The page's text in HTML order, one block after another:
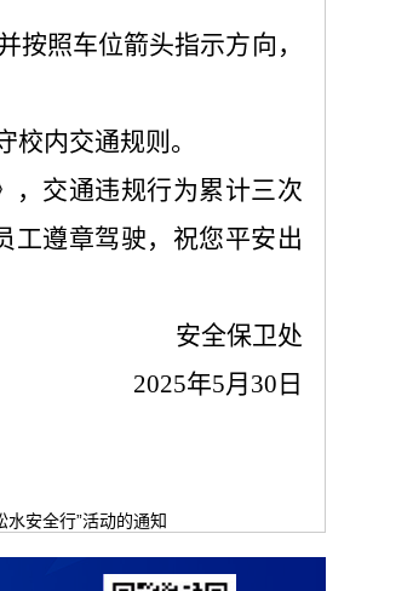
照车位箭头指示方向，
内交通规则。
，交通违规行为累计三次
工遵章驾驶，祝您平安出
安全保卫处
2025年5月30日
安全行”活动的通知